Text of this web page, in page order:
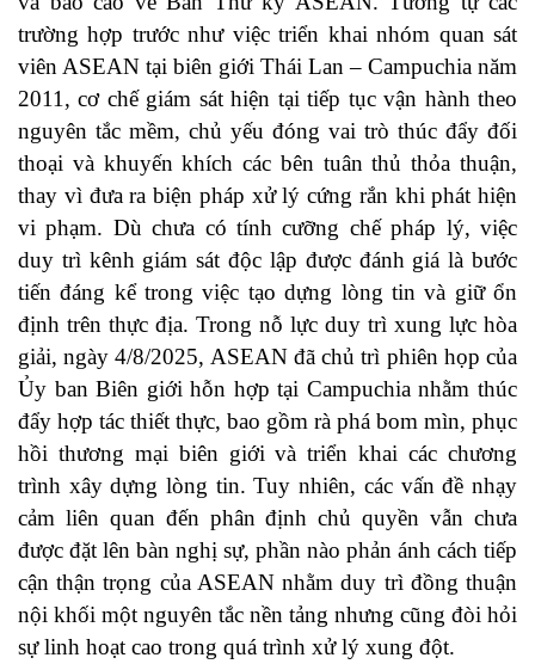
trường hợp trước như việc triển khai nhóm quan sát
viên ASEAN tại biên giới Thái Lan – Campuchia năm
2011, cơ chế giám sát hiện tại tiếp tục vận hành theo
nguyên tắc mềm, chủ yếu đóng vai trò thúc đẩy đối
thoại và khuyến khích các bên tuân thủ thỏa thuận,
thay vì đưa ra biện pháp xử lý cứng rắn khi phát hiện
vi phạm. Dù chưa có tính cưỡng chế pháp lý, việc
duy trì kênh giám sát độc lập được đánh giá là bước
tiến đáng kể trong việc tạo dựng lòng tin và giữ ổn
định trên thực địa. Trong nỗ lực duy trì xung lực hòa
giải, ngày 4/8/2025, ASEAN đã chủ trì phiên họp của
Ủy ban Biên giới hỗn hợp tại Campuchia nhằm thúc
đẩy hợp tác thiết thực, bao gồm rà phá bom mìn, phục
hồi thương mại biên giới và triển khai các chương
trình xây dựng lòng tin. Tuy nhiên, các vấn đề nhạy
cảm liên quan đến phân định chủ quyền vẫn chưa
được đặt lên bàn nghị sự, phần nào phản ánh cách tiếp
cận thận trọng của ASEAN nhằm duy trì đồng thuận
nội khối một nguyên tắc nền tảng nhưng cũng đòi hỏi
sự linh hoạt cao trong quá trình xử lý xung đột.